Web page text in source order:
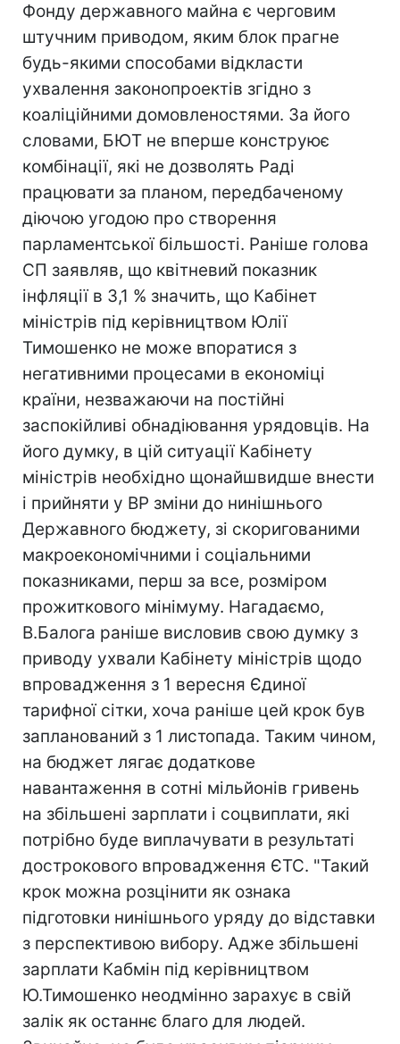
Фонду державного майна є черговим
штучним приводом, яким блок прагне
будь-якими способами відкласти
ухвалення законопроектів згідно з
коаліційними домовленостями. За його
словами, БЮТ не вперше конструює
комбінації, які не дозволять Раді
працювати за планом, передбаченому
діючою угодою про створення
парламентської більшості. Раніше голова
СП заявляв, що квітневий показник
інфляції в 3,1 % значить, що Кабінет
міністрів під керівництвом Юлії
Тимошенко не може впоратися з
негативними процесами в економіці
країни, незважаючи на постійні
заспокійливі обнадіювання урядовців. На
його думку, в цій ситуації Кабінету
міністрів необхідно щонайшвидше внести
і прийняти у ВР зміни до нинішнього
Державного бюджету, зі скоригованими
макроекономічними і соціальними
показниками, перш за все, розміром
прожиткового мінімуму. Нагадаємо,
В.Балога раніше висловив свою думку з
приводу ухвали Кабінету міністрів щодо
впровадження з 1 вересня Єдиної
тарифної сітки, хоча раніше цей крок був
запланований з 1 листопада. Таким чином,
на бюджет лягає додаткове
навантаження в сотні мільйонів гривень
на збільшені зарплати і соцвиплати, які
потрібно буде виплачувати в результаті
дострокового впровадження ЄТС. "Такий
крок можна розцінити як ознака
підготовки нинішнього уряду до відставки
з перспективою вибору. Адже збільшені
зарплати Кабмін під керівництвом
Ю.Тимошенко неодмінно зарахує в свій
залік як останнє благо для людей.